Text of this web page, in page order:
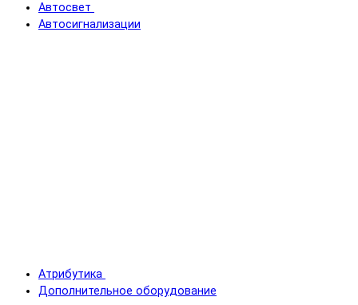
Автосвет
Автосигнализации
Атрибутика
Дополнительное оборудование